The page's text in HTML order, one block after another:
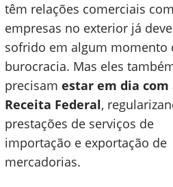
têm relações comerciais com
empresas no exterior já
sofrido em algum momento
burocracia. Mas eles
precisam estar em dia com
Receita Federal,
prestações de serviços de
importação e exportação de
mercadorias.